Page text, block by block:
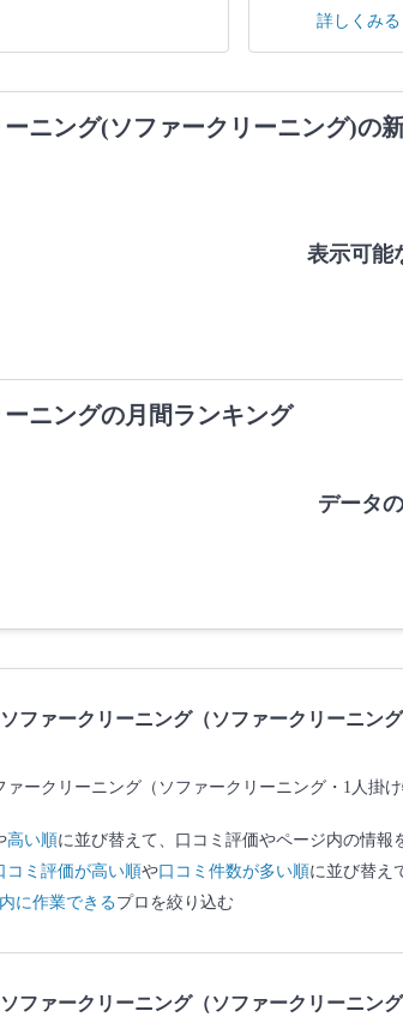
詳しくみる
ニング(ソファークリーニング)の
表示可能
ニングの月間ランキング
データ
ファークリーニング（ソファークリーニン
ークリーニング（ソファークリーニング・1人掛
高い順に並び替えて、口コミ評価やページ内の情報
コミ評価が高い順や口コミ件数が多い順に並び替え
に作業できるプロを絞り込む
ファークリーニング（ソファークリーニン